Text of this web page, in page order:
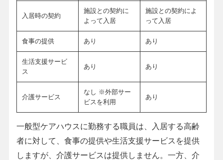
入居時の契約
施設との契約に
よって入居
施設との契約によ
って入居
食事の提供 あり あり
生活支援サービ
ス
あり あり
介護サービス
なし ※外部サー
ビスを利用
あり
一般型ケアハウスに勤務する職員は、入居する高齢
者に対して、食事の提供や生活支援サービスを提供
しますが、介護サービスは提供しません。一方、介